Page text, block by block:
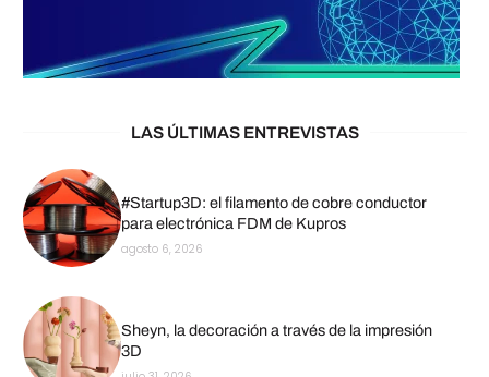
LAS ÚLTIMAS ENTREVISTAS
#Startup3D: el filamento de cobre conductor
para electrónica FDM de Kupros
agosto 6, 2026
Sheyn, la decoración a través de la impresión
3D